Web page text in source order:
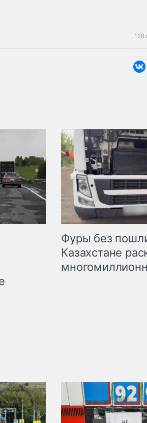
128
Фуры без
Казахстане